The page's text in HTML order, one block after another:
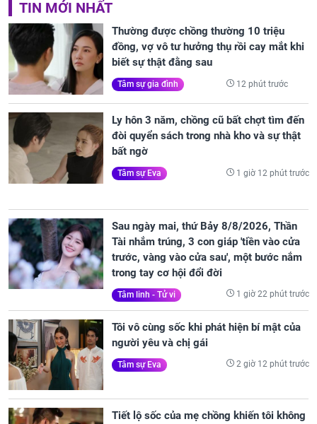
TIN MỚI NHẤT
Thường được chồng thường 10 triệu
đồng, vợ vô tư hưởng thụ rồi cay mắt khi
biết sự thật đằng sau
Tâm sự gia đình 12 phút trước
Ly hôn 3 năm, chồng cũ bất chợt tìm đến
đòi quyển sách trong nhà kho và sự thật
bất ngờ
Tâm sự Eva 1 giờ 12 phút trước
Sau ngày mai, thứ Bảy 8/8/2026, Thần
Tài nhắm trúng, 3 con giáp 'tiền vào cửa
trước, vàng vào cửa sau', một bước nắm
trong tay cơ hội đổi đời
Tâm linh - Tử vi 1 giờ 22 phút trước
Tôi vô cùng sốc khi phát hiện bí mật của
người yêu và chị gái
Tâm sự Eva 2 giờ 12 phút trước
Tiết lộ sốc của mẹ chồng khiến tôi không